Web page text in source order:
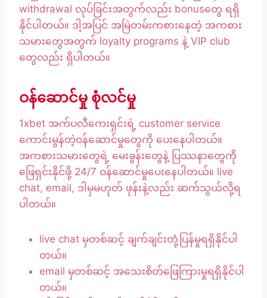
withdrawal လုပ်ခြင်းအတွက်လည်း bonusတွေ ရရှိ
နိုင်ပါတယ်။ ဒါ့အပြင် အမြဲတမ်းကစားနေတဲ့ အကစား
သမားတွေအတွက် loyalty programs နဲ့ VIP club
တွေလည်း ရှိပါတယ်။
ဝန်ဆောင်မှု စုံလင်မှု
1xbet အက်ပလီကေးရှင်းရဲ့ customer service
ကောင်းမွန်တဲ့ဝန်ဆောင်မှုတွေကို ပေးနေပါတယ်။
အကစားသမားတွေရဲ့ မေးခွန်းတွေနဲ့ ပြဿနာတွေကို
ဖြေရှင်းနိုင်ဖို့ 24/7 ဝန်ဆောင်မှုပေးနေပါတယ်။ live
chat, email, ဒါမှမဟုတ် ဖုန်းနဲ့လည်း ဆက်သွယ်လို့ရ
ပါတယ်။
live chat မှတစ်ဆင့် ချက်ချင်းတုံ့ပြန်မှုရရှိနိုင်ပါ
တယ်။
email မှတစ်ဆင့် အသေးစိတ်ဖြေကြားမှုရရှိနိုင်ပါ
တယ်။